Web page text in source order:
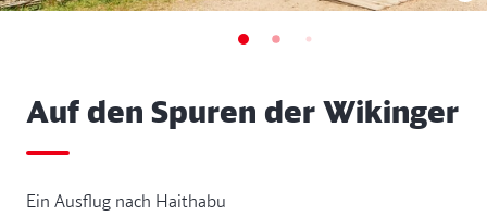
Auf den Spuren der Wikinger
Ein Ausflug nach Haithabu